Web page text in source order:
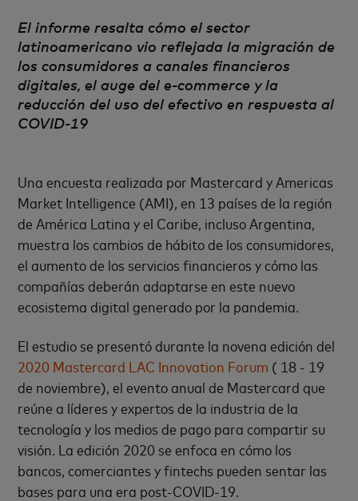
El informe resalta cómo el sector
latinoamericano vio reflejada la migración de
los consumidores a canales financieros
digitales, el auge del e-commerce y la
reducción del uso del efectivo en respuesta al
COVID-19
Una encuesta realizada por Mastercard y Americas
Market Intelligence (AMI), en 13 países de la región
de América Latina y el Caribe, incluso Argentina,
muestra los cambios de hábito de los consumidores,
el aumento de los servicios financieros y cómo las
compañías deberán adaptarse en este nuevo
ecosistema digital generado por la pandemia.
El estudio se presentó durante la novena edición del
2020 Mastercard LAC Innovation Forum ( 18 - 19
de noviembre), el evento anual de Mastercard que
reúne a líderes y expertos de la industria de la
tecnología y los medios de pago para compartir su
visión. La edición 2020 se enfoca en cómo los
bancos, comerciantes y fintechs pueden sentar las
bases para una era post-COVID-19.